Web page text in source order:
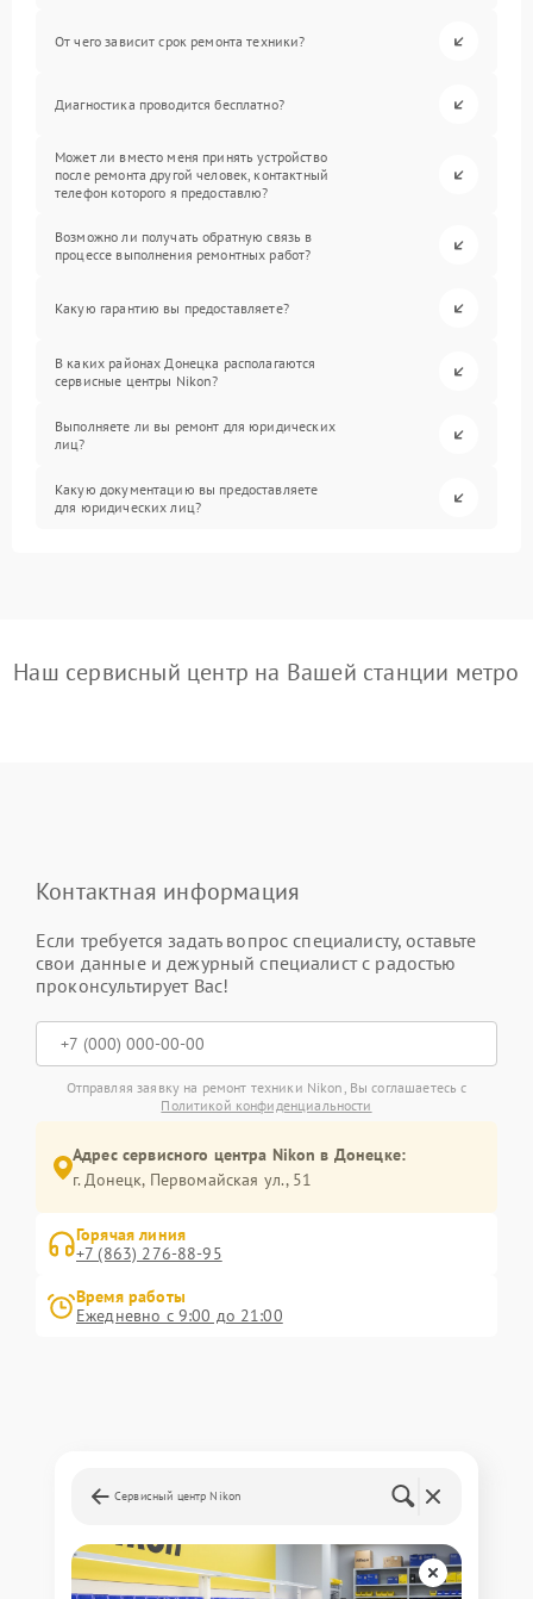
От чего зависит срок ремонта техники?
Диагностика проводится бесплатно?
Может ли вместо меня принять устройство
после ремонта другой человек, контактный
телефон которого я предоставлю?
Возможно ли получать обратную связь в
процессе выполнения ремонтных работ?
Какую гарантию вы предоставляете?
В каких районах Донецка располагаются
сервисные центры Nikon?
Выполняете ли вы ремонт для юридических
лиц?
Какую документацию вы предоставляете
для юридических лиц?
Наш сервисный центр на Вашей станции метро
Контактная информация
Если требуется задать вопрос специалисту, оставьте
свои данные и дежурный специалист с радостью
проконсультирует Вас!
Отправляя заявку на ремонт техники Nikon, Вы соглашаетесь с
Политикой конфиденциальности
Адрес сервисного центра Nikon в Донецке:
г. Донецк, Первомайская ул., 51
Горячая линия
+7 (863) 276-88-95
Время работы
Ежедневно с 9:00 до 21:00
Сервисный центр Nikon